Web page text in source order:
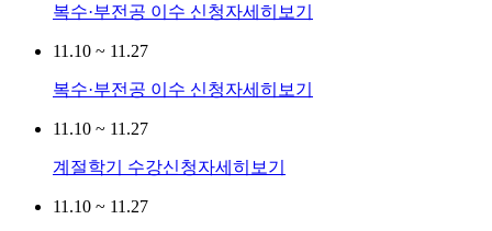
복수·부전공 이수 신청자세히보기
11.10 ~ 11.27
복수·부전공 이수 신청자세히보기
11.10 ~ 11.27
계절학기 수강신청자세히보기
11.10 ~ 11.27